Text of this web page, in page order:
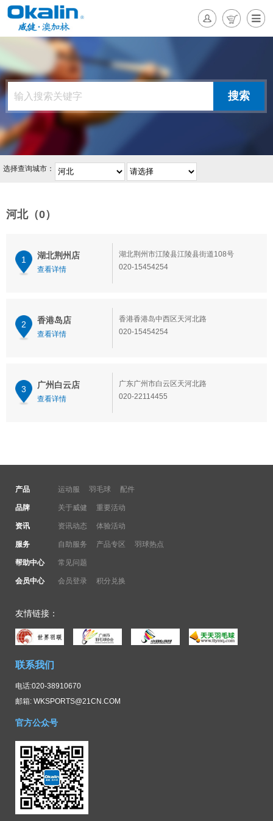
选择查询城市：
河北（0）
1 湖北荆州店
查看详情
湖北荆州市江陵县江陵县街道108号
020-15454254
2 香港岛店
查看详情
香港香港岛中西区天河北路
020-15454254
3 广州白云店
查看详情
广东广州市白云区天河北路
020-22114455
产品 运动服 羽毛球 配件
品牌 关于威健 重要活动
资讯 资讯动态 体验活动
服务 自助服务 产品专区 羽球热点
帮助中心 常见问题
会员中心 会员登录 积分兑换
友情链接：
联系我们
电话:020-38910670
邮箱: WKSPORTS@21CN.COM
官方公众号